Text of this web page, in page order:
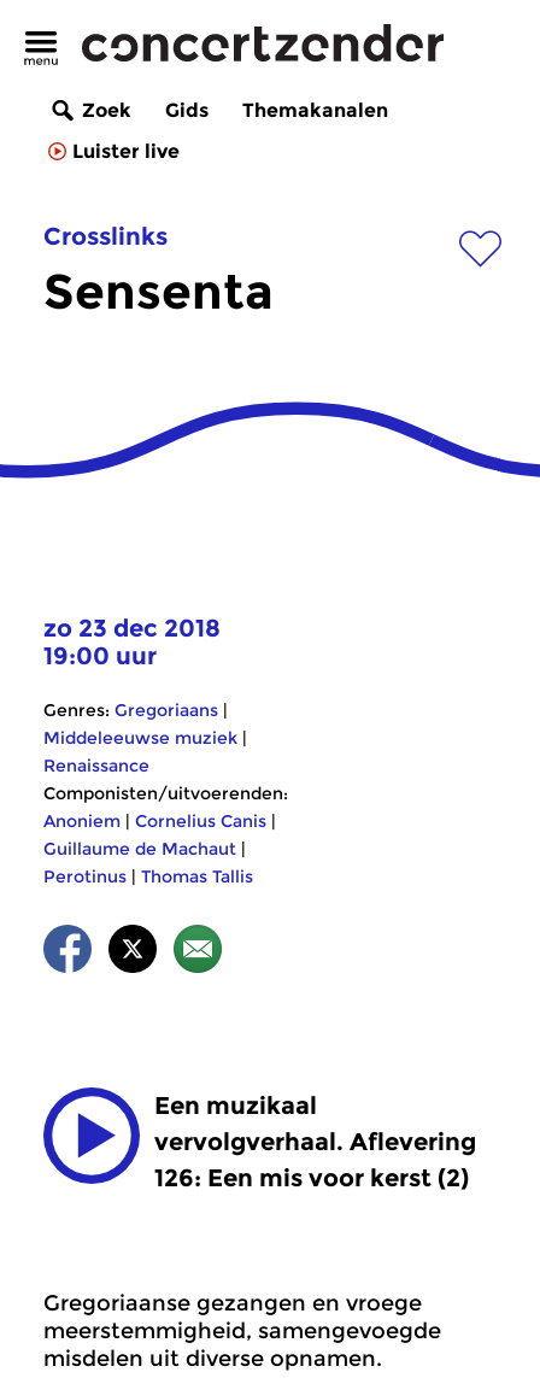
Zoek Gids
Themakanalen
Luister live
Crosslinks
Sensenta
zo 23 dec 2018
19:00 uur
Genres: Gregoriaans |
Middeleeuwse muziek |
Renaissance
Componisten/uitvoerenden:
Anoniem | Cornelius Canis |
Guillaume de Machaut |
Perotinus | Thomas Tallis
Een muzikaal
vervolgverhaal. Aflevering
126: Een mis voor kerst (2)
Gregoriaanse gezangen en vroege
meerstemmigheid, samengevoegde
misdelen uit diverse opnamen.